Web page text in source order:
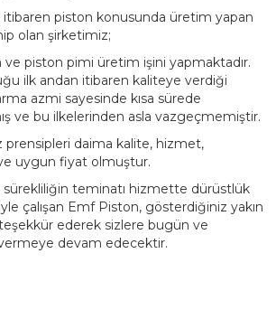
piston konusunda üretim yapan
olan şirketimiz;
ve piston pimi üretim işini yapmaktadır.
ilk andan itibaren kaliteye verdiği
azmi sayesinde kısa sürede
ve bu ilkelerinden asla vazgeçmemiştir.
prensipleri daima kalite, hizmet,
uygun fiyat olmuştur.
sürekliliğin teminatı hizmette dürüstlük
çalışan Emf Piston, gösterdiğiniz yakın
ederek sizlere bugün ve
devam edecektir.